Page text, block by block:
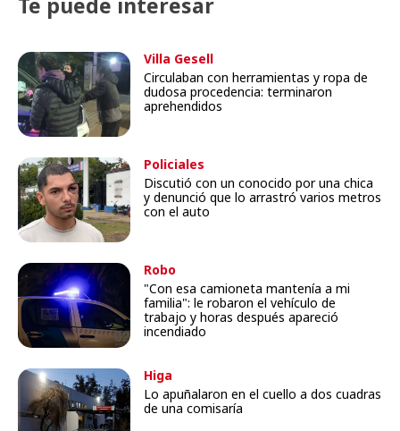
Te puede interesar
Villa Gesell
Circulaban con herramientas y ropa de
dudosa procedencia: terminaron
aprehendidos
Policiales
Discutió con un conocido por una chica
y denunció que lo arrastró varios metros
con el auto
Robo
"Con esa camioneta mantenía a mi
familia": le robaron el vehículo de
trabajo y horas después apareció
incendiado
Higa
Lo apuñalaron en el cuello a dos cuadras
de una comisaría